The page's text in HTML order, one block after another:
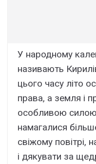
У народному
називають
цього часу літо
права, а земля і
особливою
намагалися
свіжому повітрі,
і дякувати за